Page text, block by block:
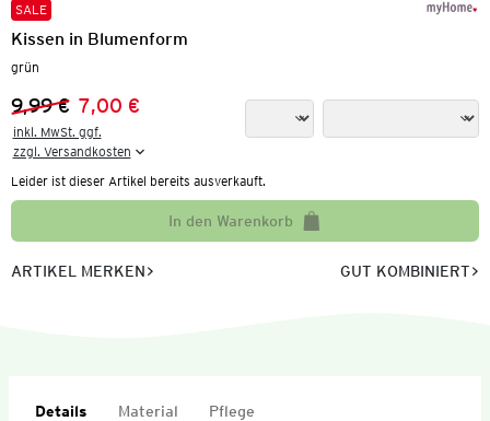
SALE
Kissen in Blumenform
grün
Vorheriger Preis:
9,99 €
Neuer Preis:
7,00 €
inkl. MwSt. ggf.
zzgl. Versandkosten
Leider ist dieser Artikel bereits ausverkauft.
In den Warenkorb
ARTIKEL MERKEN GUT KOMBINIERT
Details Material Pflege